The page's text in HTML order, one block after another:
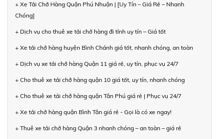
+ Xe Tải Chở Hàng Quận Phú Nhuận | [Uy Tín – Giá Rẻ – Nhanh
Chóng]
+ Dịch vụ cho thuê xe tải chở hàng đi tỉnh uy tín – Giá tốt
+ Xe tải chở hàng huyện Bình Chánh giá tốt, nhanh chóng, an toàn
+ Dịch vụ xe tải chở hàng Quận 11 giá rẻ, uy tín, phục vụ 24/7
+ Cho thuê xe tải chở hàng quận 10 giá tốt, uy tín, nhanh chóng
+ Cho thuê xe tải chở hàng quận Tân Phú giá rẻ | Phục vụ 24/7
+ Xe tải chở hàng quận Bình Tân giá rẻ - Gọi là có xe ngay!
+ Thuê xe tải chở hàng Quận 3 nhanh chóng – an toàn – giá rẻ